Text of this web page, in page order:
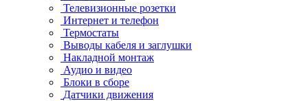
Телевизионные розетки
Интернет и телефон
Термостаты
Выводы кабеля и заглушки
Накладной монтаж
Аудио и видео
Блоки в сборе
Датчики движения